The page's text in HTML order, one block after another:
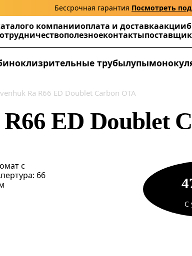
Бессрочная гарантия Посмотреть
о компанииоплата и доставкаакции
полезноеконтакты
зрительные трубылупы
Ra R66 ED Doublet Carbon OTA
ED Doublet
С
с
66